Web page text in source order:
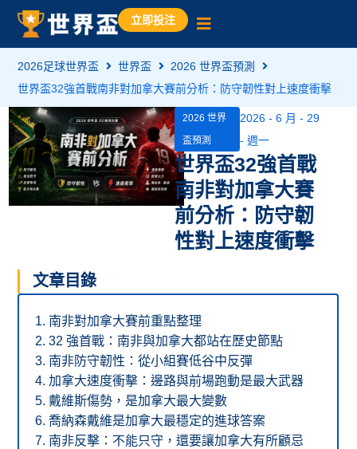
立即投注
2026足球世界盃 世界盃
2026 世界盃預測
世界盃32強首戰南非對加拿大賽前分析：防守韌性對上速度衝擊
2026 世界
盃預測
2026 - 6 月 - 29
- 週一
世界盃32強首戰
南非對加拿大賽
前分析：防守韌
性對上速度衝擊
文章目錄
南非對加拿大賽前重點整理
32 強首戰：南非與加拿大都站在歷史節點
南非防守韌性：從小組賽低谷中反彈
加拿大速度衝擊：邊路與前場跑動是最大武器
戴維斯傷勢，是加拿大最大變數
喬納森戴維是加拿大最穩定的進球答案
南非反擊：不能只守，還要讓加拿大有所顧忌